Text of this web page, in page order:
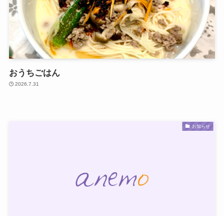
おうちごはん
2026.7.31
お知らせ